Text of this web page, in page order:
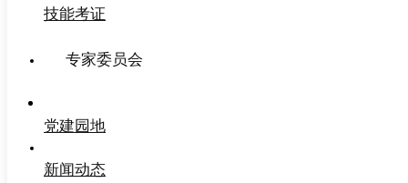
技能考证
专家委员会
党建园地
新闻动态